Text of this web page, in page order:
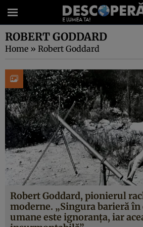
ROBERT GODDARD
Home » Robert Goddard
Robert Goddard, pionierul
moderne. „Singura barieră
umane este ignoranța, iar